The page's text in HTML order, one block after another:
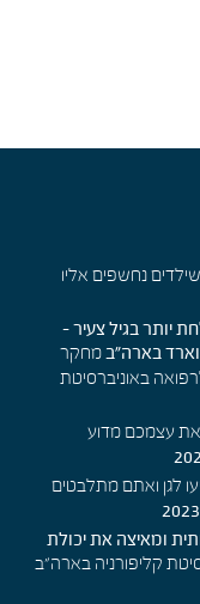
נחשפים אליו
יותר בגיל צעיר –
בארה"במחקר
באוניברסיטת
עצמכם מדוע
לגן ואתם מתלבטים
ומאיצה את יכולת
קליפורניה בארה"ב